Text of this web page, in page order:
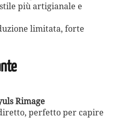
più artigianale e
limitata, forte
Rimage
perfetto per capire